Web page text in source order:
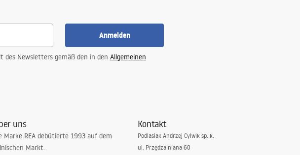
Anmelden
des Newsletters gemäß den in den Allgemeinen
uns
Marke REA debütierte 1993 auf dem
Markt.
Kontakt
Podlasiak Andrzej Cylwik sp. k.
ul. Przędzalniana 60